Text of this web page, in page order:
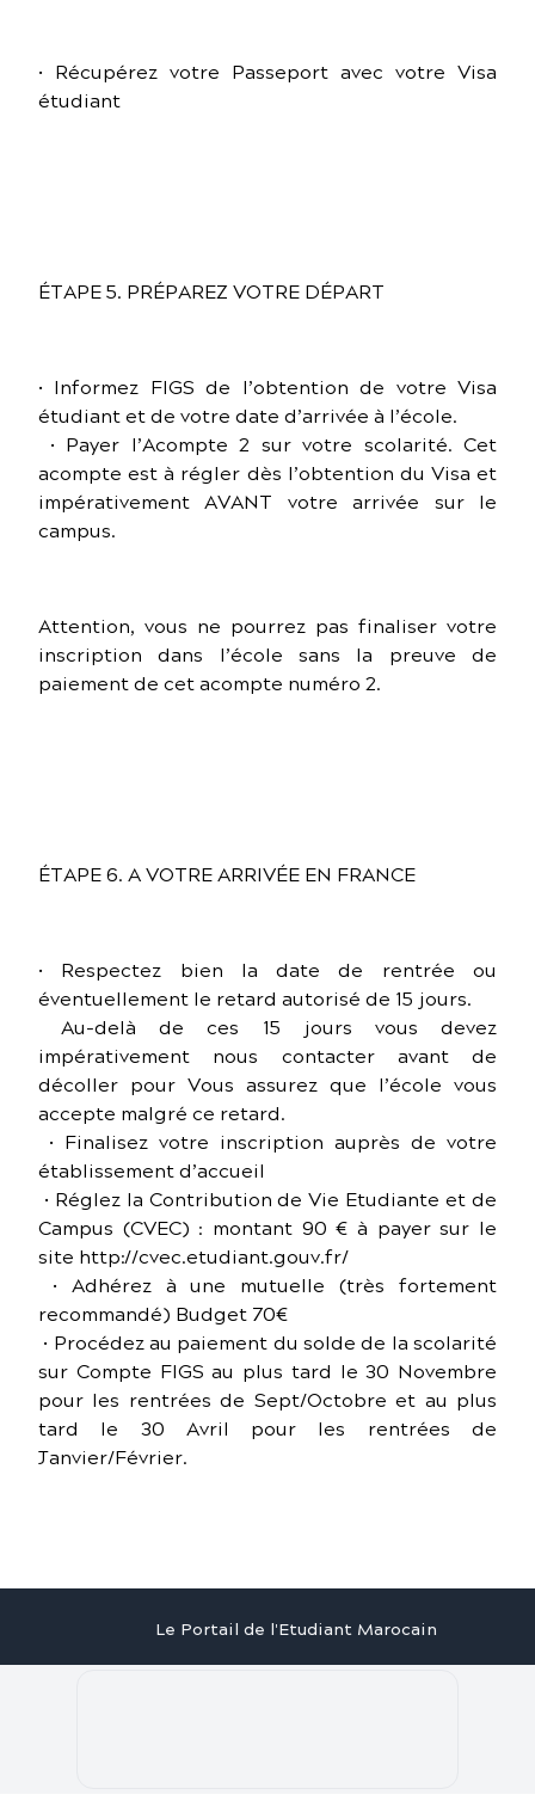
• Récupérez votre Passeport avec votre Visa
étudiant
ÉTAPE 5. PRÉPAREZ VOTRE DÉPART
• Informez FIGS de l’obtention de votre Visa
étudiant et de votre date d’arrivée à l’école.
• Payer l’Acompte 2 sur votre scolarité. Cet
acompte est à régler dès l’obtention du Visa et
impérativement AVANT votre arrivée sur le
campus.
Attention, vous ne pourrez pas finaliser votre
inscription dans l’école sans la preuve de
paiement de cet acompte numéro 2.
ÉTAPE 6. A VOTRE ARRIVÉE EN FRANCE
• Respectez bien la date de rentrée ou
éventuellement le retard autorisé de 15 jours.
Au-delà de ces 15 jours vous devez
impérativement nous contacter avant de
décoller pour Vous assurez que l’école vous
accepte malgré ce retard.
• Finalisez votre inscription auprès de votre
établissement d’accueil
• Réglez la Contribution de Vie Etudiante et de
Campus (CVEC) : montant 90 € à payer sur le
site http://cvec.etudiant.gouv.fr/
• Adhérez à une mutuelle (très fortement
recommandé) Budget 70€
• Procédez au paiement du solde de la scolarité
sur Compte FIGS au plus tard le 30 Novembre
pour les rentrées de Sept/Octobre et au plus
tard le 30 Avril pour les rentrées de
Janvier/Février.
Le Portail de l'Etudiant Marocain